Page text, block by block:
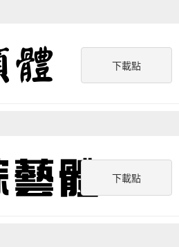
下載點
下載點